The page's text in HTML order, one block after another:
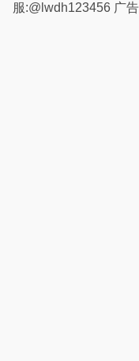
服:@lwdh123456 广